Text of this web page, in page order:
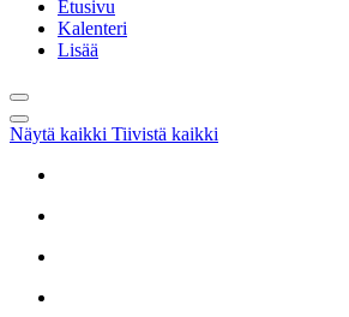
Etusivu
Kalenteri
Lisää
Näytä kaikki Tiivistä kaikki